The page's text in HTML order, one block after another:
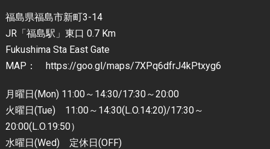
福島県福島市新町3-14
JR「福島駅」東口 0.7 Km
Fukushima Sta East Gate
MAP： https://goo.gl/maps/7XPq6dfrJ4kPtxyg6
月曜日(Mon) 11:00～14:30/17:30～20:00
火曜日(Tue) 11:00～14:30(L.O.14:20)/17:30～
20:00(L.O.19:50）
水曜日(Wed) 定休日(OFF)